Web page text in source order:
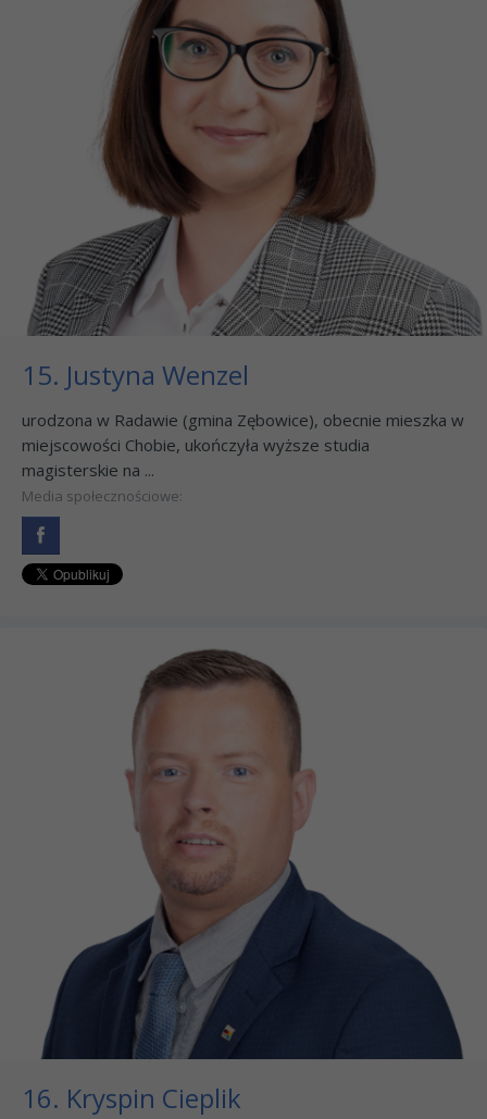
15. Justyna Wenzel
urodzona w Radawie (gmina Zębowice), obecnie mieszka w
miejscowości Chobie, ukończyła wyższe studia
magisterskie na ...
Media społecznościowe:
16. Kryspin Cieplik